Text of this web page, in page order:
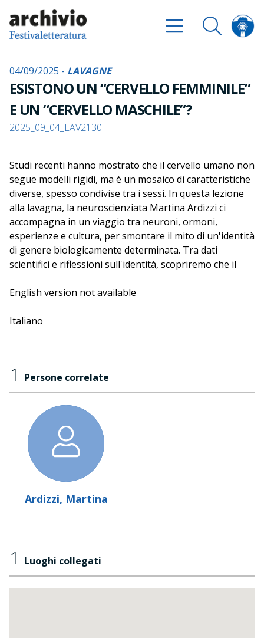
04/09/2025 - LAVAGNE
ESISTONO UN “CERVELLO FEMMINILE”
E UN “CERVELLO MASCHILE”?
2025_09_04_LAV2130
Studi recenti hanno mostrato che il cervello umano non
segue modelli rigidi, ma è un mosaico di caratteristiche
diverse, spesso condivise tra i sessi. In questa lezione
alla lavagna, la neuroscienziata Martina Ardizzi ci
accompagna in un viaggio tra neuroni, ormoni,
esperienze e cultura, per smontare il mito di un'identità
di genere biologicamente determinata. Tra dati
scientifici e riflessioni sull'identità, scopriremo che il
– di quanto si pensi.
English version not available
Italiano
1 Persone correlate
Ardizzi, Martina
1 Luoghi collegati